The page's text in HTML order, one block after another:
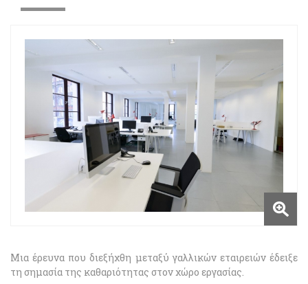
Μια έρευνα που διεξήχθη μεταξύ γαλλικών εταιρειών έδειξε
τη σημασία της καθαριότητας στον χώρο εργασίας.